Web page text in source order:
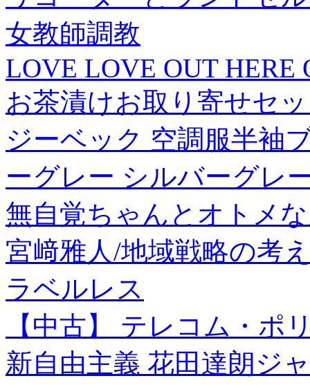
女教師調教
LOVE LOVE OUT HERE
お茶漬けお取り寄せセ
ジーベック 空調服半袖
ーグレー シルバーグレ
無自覚ちゃんとオトメ
宮﨑雅人/地域戦略の考
ラベルレス
【中古】 テレコム・ポ
新自由主義 花田達朗ジ